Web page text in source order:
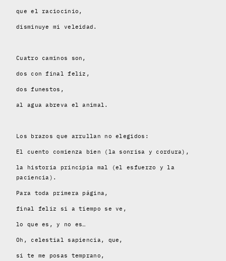
que el raciocinio,
disminuye mi veleidad.
Cuatro caminos son,
dos con final feliz,
dos funestos,
al agua abreva el animal.
Los brazos que arrullan no elegidos:
El cuento comienza bien (la sonrisa y cordura),
la historia principia mal (el esfuerzo y la
paciencia).
Para toda primera página,
final feliz si a tiempo se ve,
lo que es, y no es…
Oh, celestial sapiencia, que,
si te me posas temprano,